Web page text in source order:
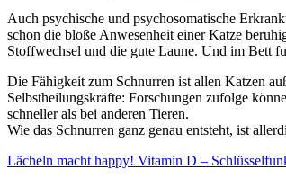
Auch psychische und psychosomatische
schon die bloße Anwesenheit einer Katze
Stoffwechsel und die gute Laune. Und im Bett
Die Fähigkeit zum Schnurren ist allen Katzen
Selbstheilungskräfte: Forschungen zufolge
schneller als bei anderen Tieren.
Wie das Schnurren ganz genau entsteht, ist
Lächeln macht happy! Vitamin D –